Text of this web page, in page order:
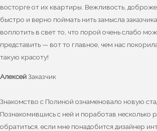
восторге от их квартиры. Вежливость,
быстро и верно поймать нить замысла
воплотить в свет то, что порой очень слабо
представить — вот то главное, чем нас
такую красоту!
АлексейЗаказчик
Знакомство с Полиной ознаменовало новую
Познакомившись с ней и поработав несколько
обратиться, если мне понадобится дизайнер